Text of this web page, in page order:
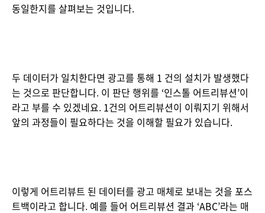
동일한지를 살펴보는 것입니다.
두 데이터가 일치한다면 광고를 통해 1 건의 설치가 발생했다
는 것으로 판단합니다. 이 판단 행위를 ‘인스톨 어트리뷰션’이
라고 부를 수 있겠네요. 1건의 어트리뷰션이 이뤄지기 위해서
앞의 과정들이 필요하다는 것을 이해할 필요가 있습니다.
이렇게 어트리뷰트 된 데이터를 광고 매체로 보내는 것을 포스
트백이라고 합니다. 예를 들어 어트리뷰션 결과 ‘ABC’라는 매